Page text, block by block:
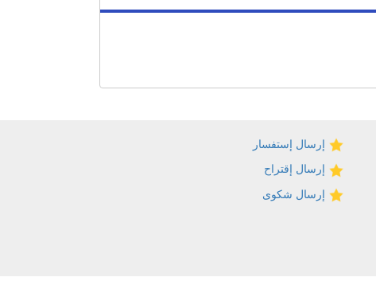
إرسال إستفسار
إرسال إقتراح
إرسال شكوى